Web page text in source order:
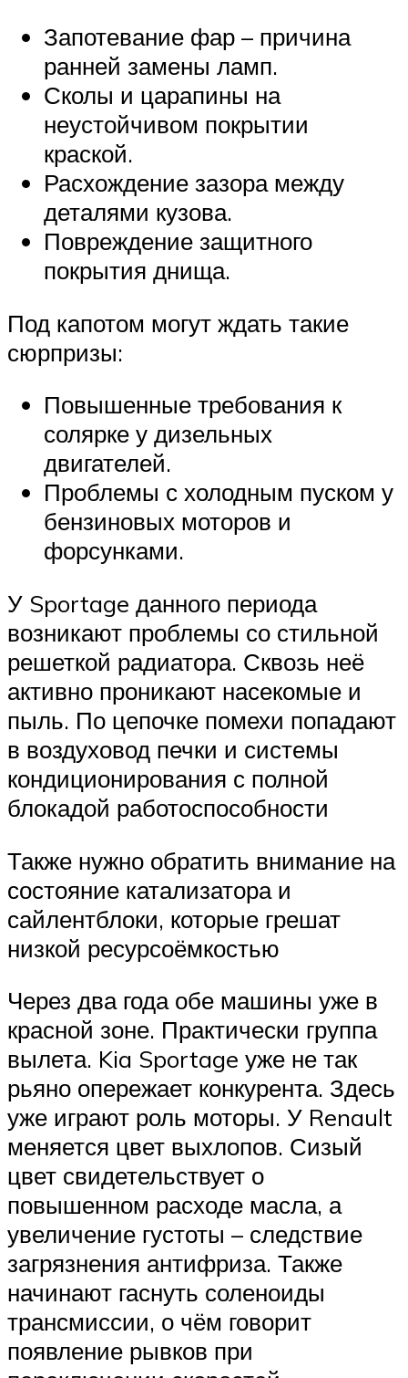
Запотевание фар – причина
ранней замены ламп.
Сколы и царапины на
неустойчивом покрытии
краской.
Расхождение зазора между
деталями кузова.
Повреждение защитного
покрытия днища.
Под капотом могут ждать такие
сюрпризы:
Повышенные требования к
солярке у дизельных
двигателей.
Проблемы с холодным пуском у
бензиновых моторов и
форсунками.
У Sportage данного периода
возникают проблемы со стильной
решеткой радиатора. Сквозь неё
активно проникают насекомые и
пыль. По цепочке помехи попадают
в воздуховод печки и системы
кондиционирования с полной
блокадой работоспособности
Также нужно обратить внимание на
состояние катализатора и
сайлентблоки, которые грешат
низкой ресурсоёмкостью
Через два года обе машины уже в
красной зоне. Практически группа
вылета. Kia Sportage уже не так
рьяно опережает конкурента. Здесь
уже играют роль моторы. У Renault
меняется цвет выхлопов. Сизый
цвет свидетельствует о
повышенном расходе масла, а
увеличение густоты – следствие
загрязнения антифриза. Также
начинают гаснуть соленоиды
трансмиссии, о чём говорит
появление рывков при